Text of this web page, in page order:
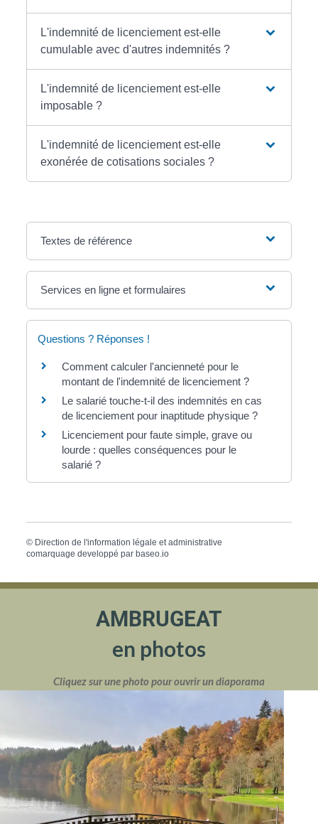
L'indemnité de licenciement est-elle
cumulable avec d'autres indemnités ?
L'indemnité de licenciement est-elle
imposable ?
L'indemnité de licenciement est-elle
exonérée de cotisations sociales ?
Textes de référence
Services en ligne et formulaires
Questions ? Réponses !
Comment calculer l'ancienneté pour le
montant de l'indemnité de licenciement ?
Le salarié touche-t-il des indemnités en cas
de licenciement pour inaptitude physique ?
Licenciement pour faute simple, grave ou
lourde : quelles conséquences pour le
salarié ?
© Direction de l'information légale et administrative
comarquage developpé parbaseo.io
AMBRUGEAT
en photos
Cliquez sur une photo pour ouvrir un diaporama